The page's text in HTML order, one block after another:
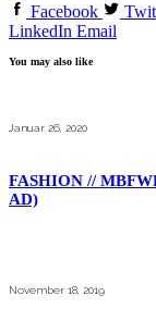
Facebook
LinkedIn Email
You may also like
Januar 26, 2020
FASHION //
AD)
November 18, 2019